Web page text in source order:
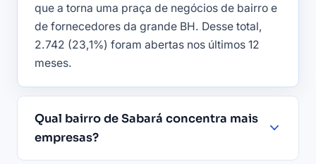
que a torna uma praça de negócios de bairro e
de fornecedores da grande BH. Desse total,
2.742 (23,1%) foram abertas nos últimos 12
meses.
Qual bairro de Sabará concentra mais
empresas?